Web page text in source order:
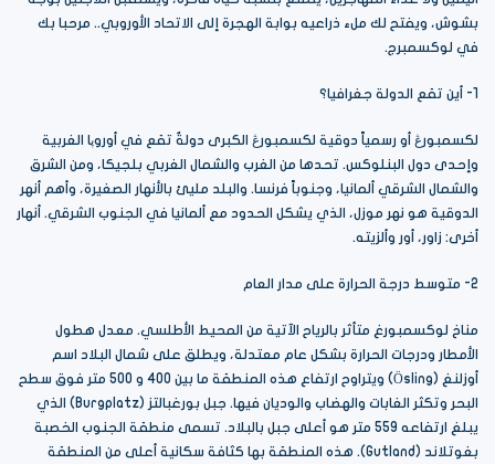
بشوش، ويفتح لك ملء ذراعيه بوابة الهجرة إلى الاتحاد الأوروبي.. مرحبا بك
في لوكسمبرج.
لكسمبورڠ أو رسمياً دوقية لكسمبورڠ الكبرى دولةٌ تقع في أوروپا الغربية
وإحدى دول البنلوكس. تحدها من الغرب والشمال الغربي بلجيكا، ومن الشرق
والشمال الشرقي ألمانيا، وجنوباً فرنسا. والبلد مليئ بالأنهار الصغيرة، وأهم أنهر
الدوقية هو نهر موزل، الذي يشكل الحدود مع ألمانيا في الجنوب الشرقي. أنهار
أخرى: زاور، أور وألزيته.
2- متوسط درجة الحرارة على مدار العام
مناخ لوكسمبورغ متأثر بالرياح الآتية من المحيط الأطلسي. معدل هطول
الأمطار ودرجات الحرارة بشكل عام معتدلة، ويطلق على شمال البلاد اسم
أوزلنغ (Ösling) ويتراوح ارتفاع هذه المنطقة ما بين 400 و 500 متر فوق سطح
البحر وتكثر الغابات والهضاب والوديان فيها. جبل بورغبالتز (Burgplatz) الذي
يبلغ ارتفاعه 559 متر هو أعلى جبل بالبلاد. تسمى منطقة الجنوب الخصبة
بغوتلاند (Gutland). هذه المنطقة بها كثافة سكانية أعلى من المنطقة